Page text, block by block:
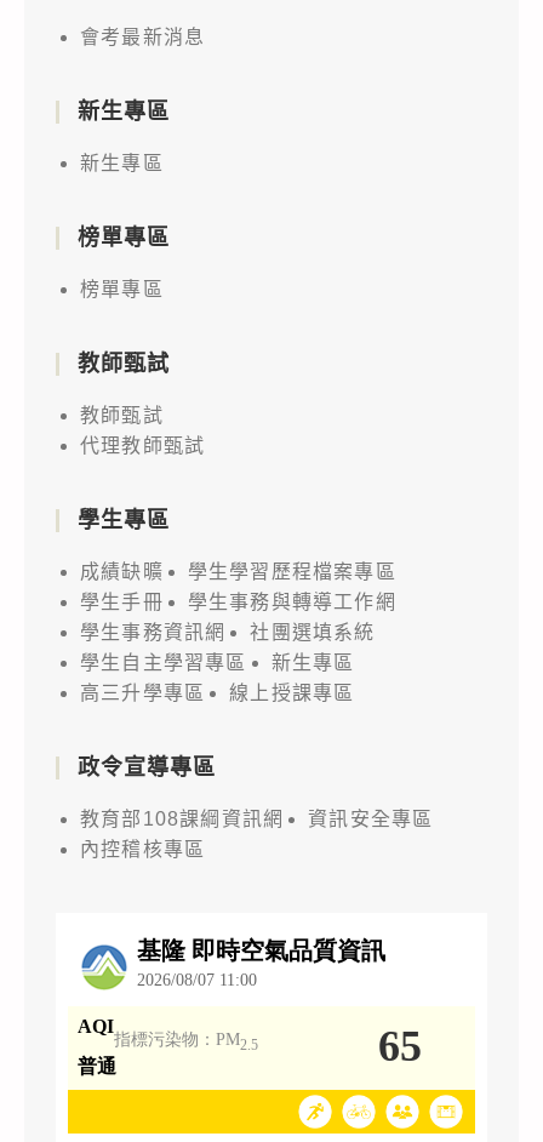
會考最新消息
新生專區
新生專區
榜單專區
榜單專區
教師甄試
教師甄試
代理教師甄試
學生專區
成績缺曠
學生學習歷程檔案專區
學生手冊
學生事務與轉導工作網
學生事務資訊網
社團選填系統
學生自主學習專區
新生專區
高三升學專區
線上授課專區
政令宣導專區
教育部108課綱資訊網
資訊安全專區
內控稽核專區